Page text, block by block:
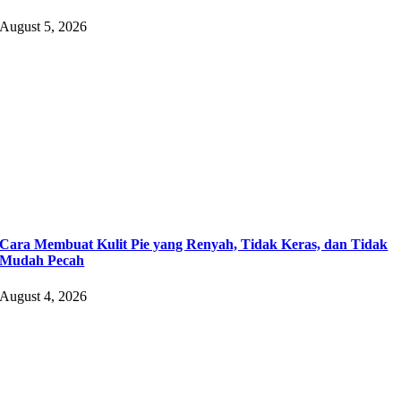
August 5, 2026
Cara Membuat Kulit Pie yang Renyah, Tidak Keras, dan Tidak
Mudah Pecah
August 4, 2026